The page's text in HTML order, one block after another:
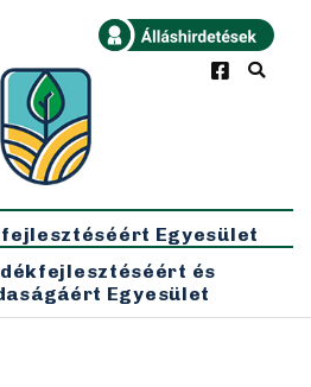
×
Egyesület
és
Egyesület